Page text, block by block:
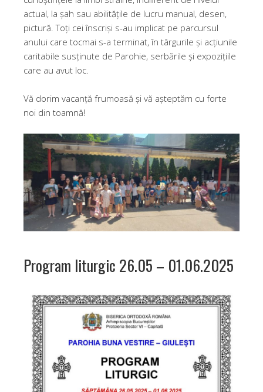
actual, la șah sau abilitățile de lucru manual, desen,
pictură. Toți cei înscriși s-au implicat pe parcursul
anului care tocmai s-a terminat, în târgurile și acțiunile
caritabile susținute de Parohie, serbările și expozițiile
care au avut loc.
Vă dorim vacanță frumoasă și vă așteptăm cu forte
noi din toamnă!
Program liturgic 26.05 – 01.06.2025